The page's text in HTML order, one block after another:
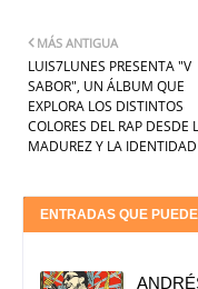
MÁS ANTIGUA
LUIS7LUNES PRESENTA "V
SABOR", UN ÁLBUM QUE
EXPLORA LOS DISTINTOS
COLORES DEL RAP DESDE
MADUREZ Y LA IDENTIDAD
ENTRADAS QUE